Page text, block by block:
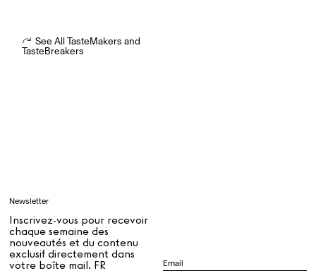
Dr Stolberg's Daily Habits to Support Your Inner Health
See All TasteMakers and
TasteBreakers
Newsletter
Inscrivez-vous pour recevoir
chaque semaine des
nouveautés et du contenu
exclusif directement dans
votre boîte mail. FR